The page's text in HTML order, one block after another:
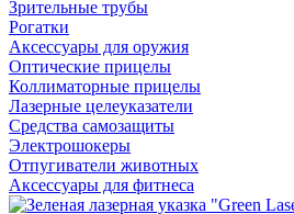
Зрительные трубы
Рогатки
Аксессуары для оружия
Оптические прицелы
Коллиматорные прицелы
Лазерные целеуказатели
Средства самозащиты
Электрошокеры
Отпугиватели животных
Аксессуары для фитнеса